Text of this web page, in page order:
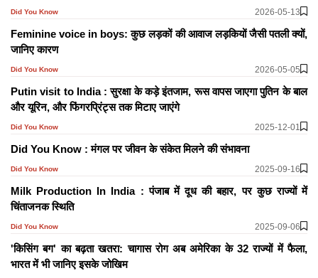
Did You Know 2026-05-13
Feminine voice in boys: कुछ लड़कों की आवाज लड़कियों जैसी पतली क्यों,
जानिए कारण
Did You Know 2026-05-05
Putin visit to India : सुरक्षा के कड़े इंतजाम, रूस वापस जाएगा पुतिन के बाल
और यूरिन, और फिंगरप्रिंट्स तक मिटाए जाएंगे
Did You Know 2025-12-01
Did You Know : मंगल पर जीवन के संकेत मिलने की संभावना
Did You Know 2025-09-16
Milk Production In India : पंजाब में दूध की बहार, पर कुछ राज्यों में
चिंताजनक स्थिति
Did You Know 2025-09-06
'किसिंग बग' का बढ़ता खतरा: चागास रोग अब अमेरिका के 32 राज्यों में फैला,
भारत में भी जानिए इसके जोखिम